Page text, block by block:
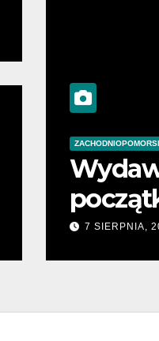
osobisty dla